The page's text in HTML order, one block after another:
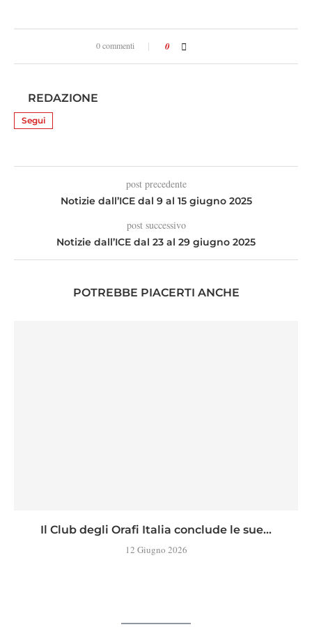
0 commenti 0
REDAZIONE
Segui
post precedente
Notizie dall’ICE dal 9 al 15 giugno 2025
post successivo
Notizie dall’ICE dal 23 al 29 giugno 2025
POTREBBE PIACERTI ANCHE
Il Club degli Orafi Italia conclude le sue...
12 Giugno 2026